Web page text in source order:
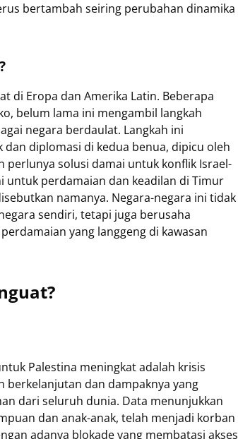
bertambah seiring perubahan dinamika
di Eropa dan Amerika Latin. Beberapa
belum lama ini mengambil langkah
negara berdaulat. Langkah ini
diplomasi di kedua benua, dipicu oleh
perlunya solusi damai untuk konflik Israel-
untuk perdamaian dan keadilan di Timur
namanya. Negara-negara ini tidak
sendiri, tetapi juga berusaha
yang langgeng di kawasan
Palestina meningkat adalah krisis
berkelanjutan dan dampaknya yang
dari seluruh dunia. Data menunjukkan
dan anak-anak, telah menjadi korban
adanya blokade yang membatasi akses